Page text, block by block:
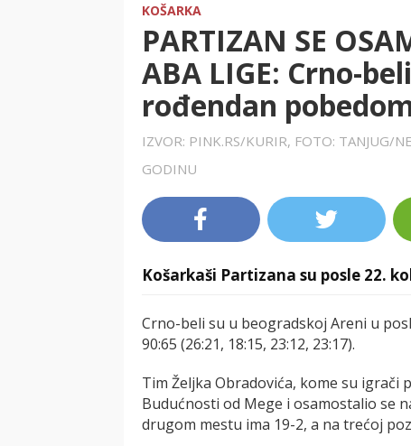
KOŠARKA
PARTIZAN SE
ABA LIGE: Crno-
rođendan
IZVOR: PINK.RS/KURIR, FOTO: TANJUG/
GODINU
Košarkaši Partizana su posle 22.
Crno-beli su u beogradskoj Areni u
90:65 (26:21, 18:15, 23:12, 23:17).
Tim Željka Obradovića, kome su
Budućnosti od Mege i osamostalio se
drugom mestu ima 19-2, a na trećoj